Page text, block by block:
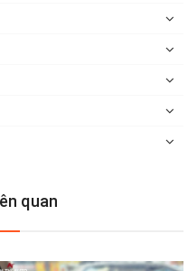
AMG cho xe
được thiết kế tinh xảo,
điều khiển cảm ứng trên
quan